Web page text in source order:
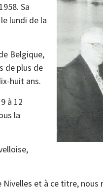
Sa
lundi de la
Belgique,
de plus de
huit ans.
à 12
la
et à ce titre, nous